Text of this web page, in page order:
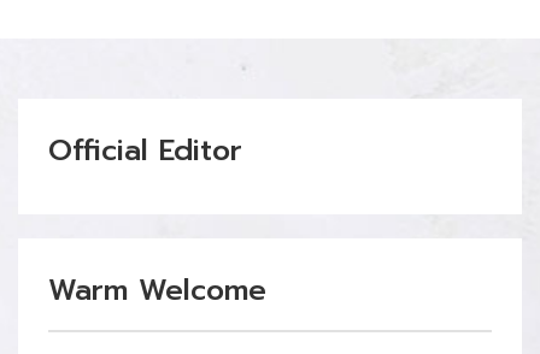
Official Editor
Warm Welcome